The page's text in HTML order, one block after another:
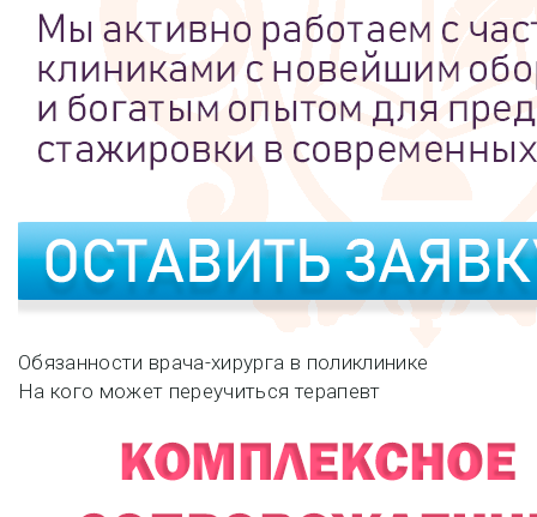
Навигация
записям
Обязанности врача-хирурга в поликлинике
На кого может переучиться терапевт